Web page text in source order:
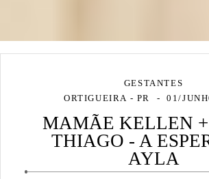
GESTANTES
ORTIGUEIRA - PR
01/
MAMÃE KELLEN +
THIAGO - A
AYLA